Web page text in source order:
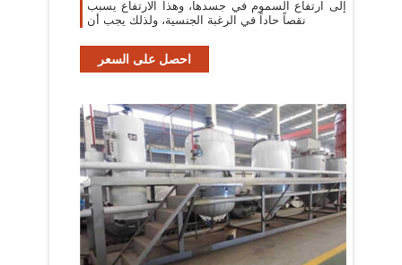
إلى ارتفاع السموم في جسدها، وهذا الارتفاع يسبب
نقصاً حاداً في الرغبة الجنسية، ولذلك يجب أن
احصل على السعر